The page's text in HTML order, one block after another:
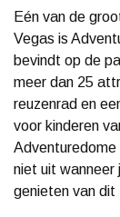
Eén van de
Vegas is
bevindt op de
meer dan 25
reuzenrad en
voor kinderen
niet uit wanneer
genieten van